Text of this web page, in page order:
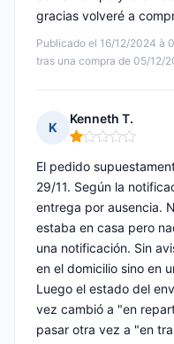
Publicado el 16/12/2024 à
tras una compra de 05/12/
gracias volveré a
K
Kenneth T.
Nota: 1 de 5
El pedido
29/11. Según la
entrega por ausencia.
estaba en casa pero
una notificación. Sin
en el domicilio sino en
Luego el estado del
vez cambió a "en
pasar otra vez a "en